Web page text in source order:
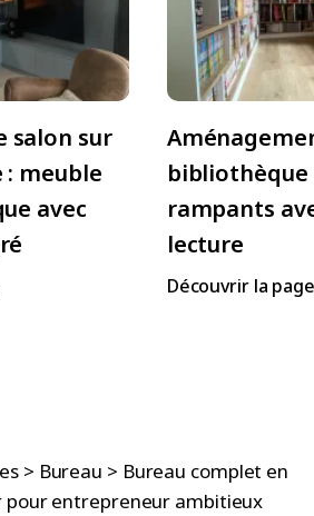
salon sur
: meuble
avec
bibliothèque
rampants
lecture
Découvrir la
> Bureau > Bureau complet en
pour entrepreneur ambitieux